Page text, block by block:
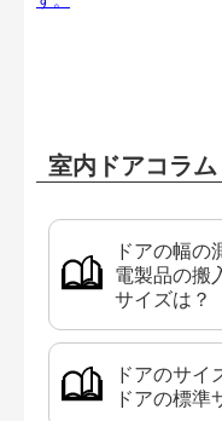
室内ドアコラム
ドアの幅
電製品の搬
サイズは？
ドアのサイ
ドアの標準